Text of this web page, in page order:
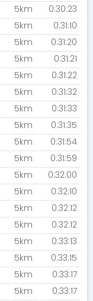
5km
0:30:23
5km
0:31:10
5km
0:31:20
5km
0:31:21
5km
0:31:22
5km
0:31:32
5km
0:31:33
5km
0:31:35
5km
0:31:54
5km
0:31:59
5km
0:32:00
5km
0:32:10
5km
0:32:12
5km
0:32:12
5km
0:33:13
5km
0:33:15
5km
0:33:17
5km
0:33:17